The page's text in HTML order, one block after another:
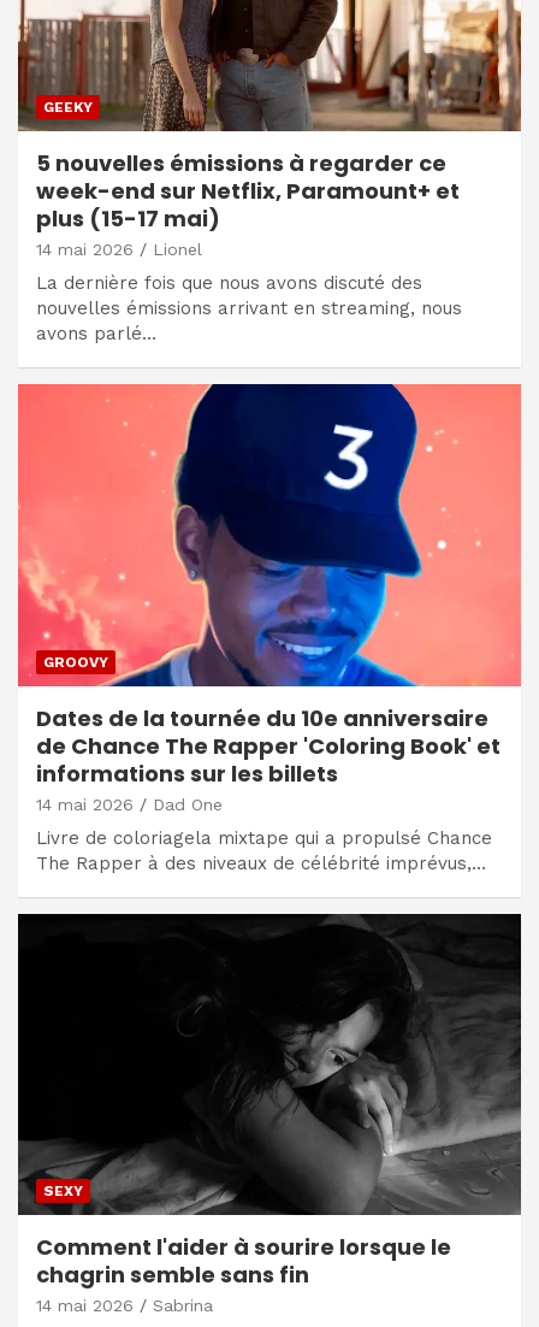
GEEKY
5 nouvelles émissions à regarder ce
week-end sur Netflix, Paramount+ et
plus (15-17 mai)
14 mai 2026 Lionel
La dernière fois que nous avons discuté des
nouvelles émissions arrivant en streaming, nous
avons parlé…
GROOVY
Dates de la tournée du 10e anniversaire
de Chance The Rapper 'Coloring Book' et
informations sur les billets
14 mai 2026 Dad One
Livre de coloriagela mixtape qui a propulsé Chance
The Rapper à des niveaux de célébrité imprévus,…
SEXY
Comment l'aider à sourire lorsque le
chagrin semble sans fin
14 mai 2026 Sabrina